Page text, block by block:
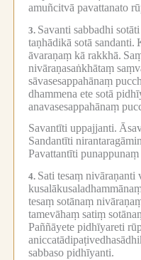
amuñcitvā pavattanato
3. Savanti sabbadhi
taṇhādikā sotā sandanti.
āvaraṇaṃ kā rakkhā.
nivāraṇasaṅkhātaṃ
sāvasesappahānaṃ
dhammena ete sotā
anavasesappahānaṃ
Savantīti uppajjanti.
Sandantīti
Pavattantīti
4. Sati tesaṃ nivāraṇanti
tesaṃ sotānaṃ
tamevāhaṃ satiṃ
Paññāyete pidhīyareti
sabbaso pidhīyanti.